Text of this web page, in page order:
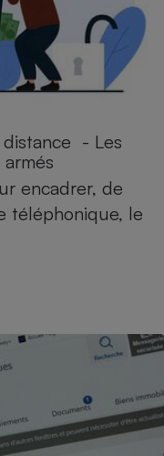
- Les
encadrer, de
téléphonique, le